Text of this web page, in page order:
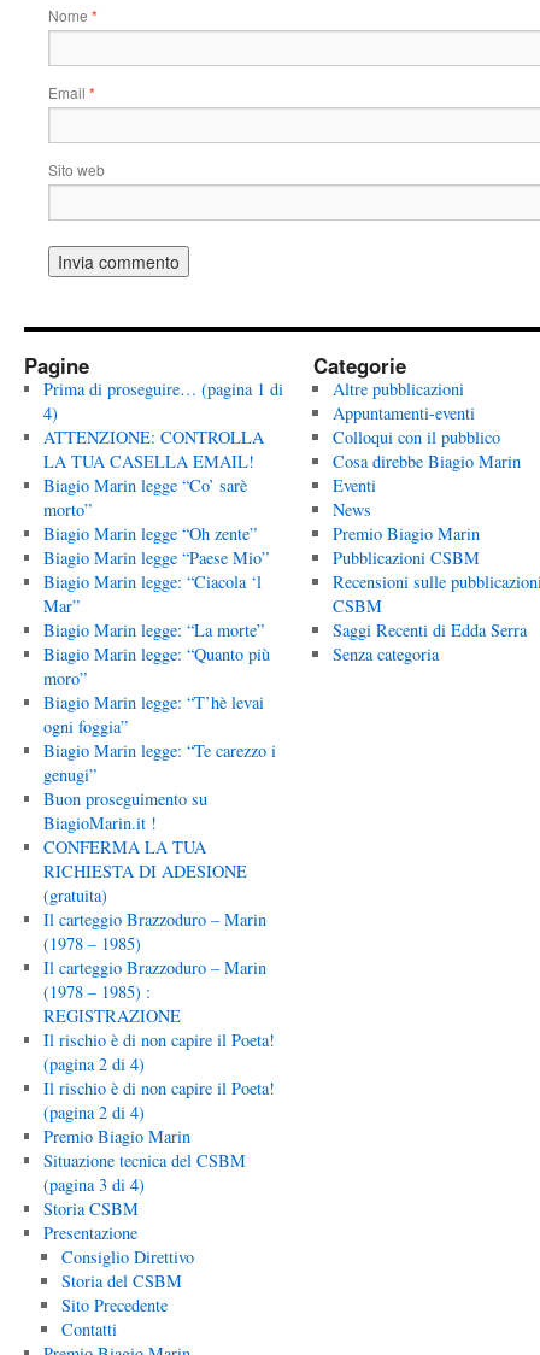
Nome *
Email *
Sito web
Pagine
Prima di proseguire… (pagina 1 di
4)
ATTENZIONE: CONTROLLA
LA TUA CASELLA EMAIL!
Biagio Marin legge “Co’ sarè
morto”
Biagio Marin legge “Oh zente”
Biagio Marin legge “Paese Mio”
Biagio Marin legge: “Ciacola ‘l
Mar”
Biagio Marin legge: “La morte”
Biagio Marin legge: “Quanto più
moro”
Biagio Marin legge: “T’hè levai
ogni foggia”
Biagio Marin legge: “Te carezzo i
genugi”
Buon proseguimento su
BiagioMarin.it !
CONFERMA LA TUA
RICHIESTA DI ADESIONE
(gratuita)
Il carteggio Brazzoduro – Marin
(1978 – 1985)
Il carteggio Brazzoduro – Marin
(1978 – 1985) :
REGISTRAZIONE
Il rischio è di non capire il Poeta!
(pagina 2 di 4)
Il rischio è di non capire il Poeta!
(pagina 2 di 4)
Premio Biagio Marin
Situazione tecnica del CSBM
(pagina 3 di 4)
Storia CSBM
Presentazione
Consiglio Direttivo
Storia del CSBM
Sito Precedente
Contatti
Categorie
Altre pubblicazioni
Appuntamenti-eventi
Colloqui con il pubblico
Cosa direbbe Biagio Marin
Eventi
News
Premio Biagio Marin
Pubblicazioni CSBM
Recensioni sulle
CSBM
Saggi Recenti di Edda Serra
Senza categoria